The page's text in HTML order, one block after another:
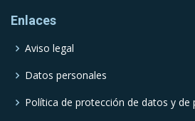
Enlaces
Aviso legal
Datos personales
Política de protección de datos y de